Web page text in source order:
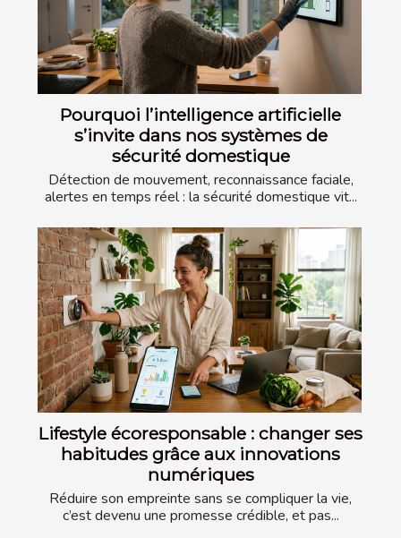
Pourquoi l’intelligence artificielle
s’invite dans nos systèmes de
sécurité domestique
Détection de mouvement, reconnaissance faciale,
alertes en temps réel : la sécurité domestique vit...
Lifestyle écoresponsable : changer ses
habitudes grâce aux innovations
numériques
Réduire son empreinte sans se compliquer la vie,
c’est devenu une promesse crédible, et pas...